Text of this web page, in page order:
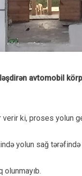
avtomobil
verir ki, proses yolun
yolun sağ tərəfində
olunmayıb.